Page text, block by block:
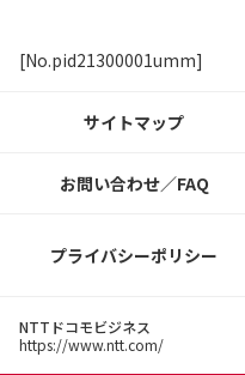
[No.pid21300001umm]
サイトマップ
お問い合わせ／FAQ
プライバシーポリシー
NTTドコモビジネス
https://www.ntt.com/